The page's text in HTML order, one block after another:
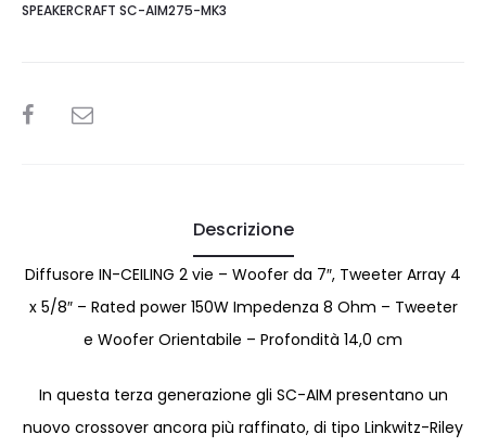
SPEAKERCRAFT SC-AIM275-MK3
SHARE
Descrizione
Diffusore IN-CEILING 2 vie – Woofer da 7″, Tweeter Array 4
x 5/8″ – Rated power 150W Impedenza 8 Ohm – Tweeter
e Woofer Orientabile – Profondità 14,0 cm
In questa terza generazione gli SC-AIM presentano un
nuovo crossover ancora più raffinato, di tipo Linkwitz-Riley